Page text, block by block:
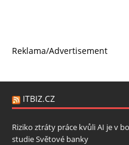
Reklama/Advertisement
ITBIZ.CZ
Riziko ztráty práce kvůli AI je v
studie Světové banky